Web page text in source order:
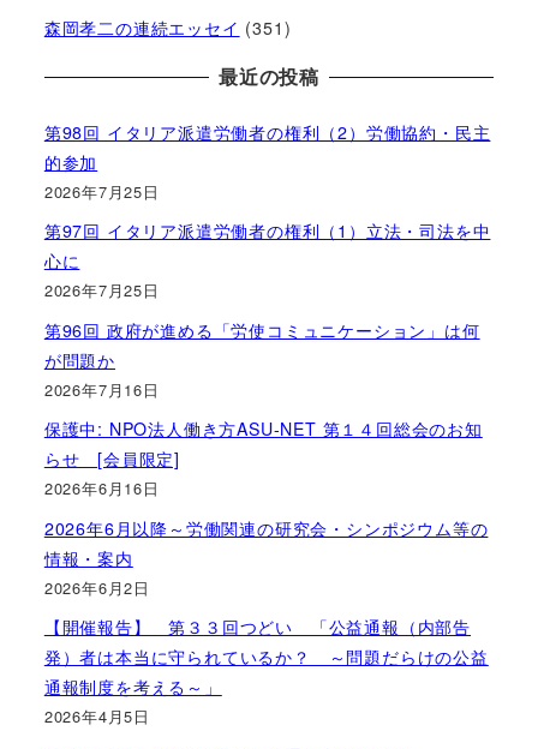
森岡孝二の連続エッセイ (351)
最近の投稿
第98回 イタリア派遣労働者の権利（2）労働協約・民主
的参加
2026年7月25日
第97回 イタリア派遣労働者の権利（1）立法・司法を中
心に
2026年7月25日
第96回 政府が進める「労使コミュニケーション」は何
が問題か
2026年7月16日
保護中: NPO法人働き方ASU-NET 第１４回総会のお知
らせ [会員限定]
2026年6月16日
2026年6月以降～労働関連の研究会・シンポジウム等の
情報・案内
2026年6月2日
【開催報告】 第３３回つどい 「公益通報（内部告
発）者は本当に守られているか？ ～問題だらけの公益
通報制度を考える～」
2026年4月5日